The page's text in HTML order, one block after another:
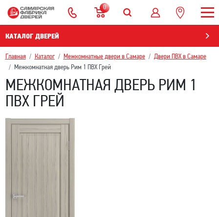
0
КАТАЛОГ ДВЕРЕЙ
Главная Каталог Межкомнатные двери в Самаре
Двери ПВХ в Самаре
Межкомнатная дверь Рим 1 ПВХ Грей
МЕЖКОМНАТНАЯ ДВЕРЬ РИМ 1
ПВХ ГРЕЙ